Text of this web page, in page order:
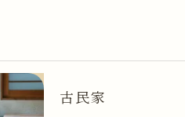
古民家